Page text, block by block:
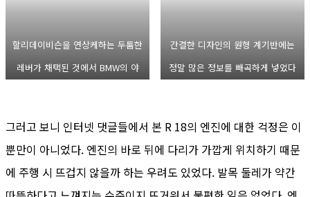
할리데이비슨을 연상케하는 두툼한
레버가 채택된 것에서 BMW의 야
간결한 디자인의 원형 계기반에는
정말 많은 정보를 빼곡하게 넣었다
그러고 보니 인터넷 댓글들에서 본 R 18의 엔진에 대한 걱정은 이
뿐만이 아니었다. 엔진의 바로 뒤에 다리가 가깝게 위치하기 때문
에 주행 시 뜨겁지 않을까 하는 우려도 있었다. 발목 둘레가 약간